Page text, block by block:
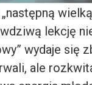
lekcję
wydaje się
ale